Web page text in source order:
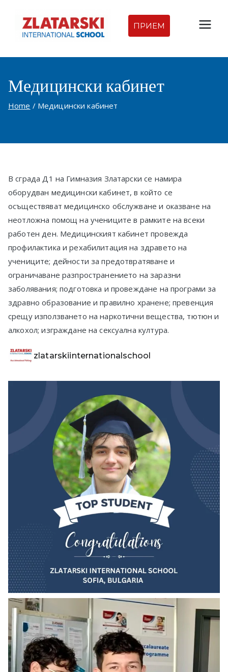
content
Междуна
родна
гимназия
Златарск
и |
Междуна
родно
училище
в София
ПРИЕМ
Медицински кабинет
Home Медицински кабинет
В сграда Д1 на Гимназия Златарски се намира
оборудван медицински кабинет, в който се
осъществяват медицинско обслужване и оказване на
неотложна помощ на учениците в рамките на всеки
работен ден. Медицинският кабинет провежда
профилактика и рехабилитация на здравето на
учениците; дейности за предотвратяване и
ограничаване разпространението на заразни
заболявания; подготовка и провеждане на програми за
здравно образование и правилно хранене; превенция
срещу използването на наркотични вещества, тютюн и
алкохол; изграждане на сексуална култура.
zlatarskiinternationalschool